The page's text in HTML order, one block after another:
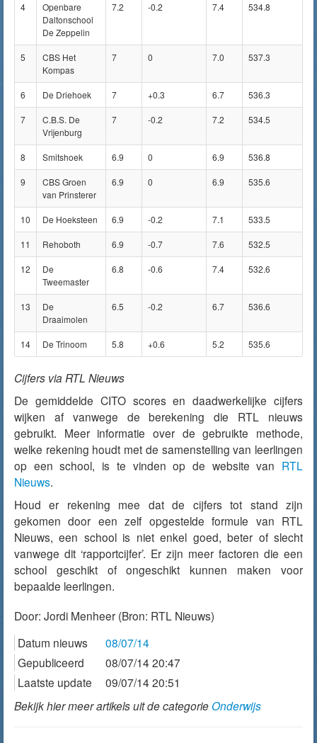
4
Openbare
Daltonschool
De Zeppelin
7.2 -0.2 7.4 534.8
5
CBS Het
Kompas
7 0 7.0 537.3
6 De Driehoek 7 +0.3 6.7 536.3
7
C.B.S. De
Vrijenburg
7 -0.2 7.2 534.5
8 Smitshoek 6.9 0 6.9 536.8
9
CBS Groen
van Prinsterer
6.9 0 6.9 535.6
10 De Hoeksteen 6.9 -0.2 7.1 533.5
11 Rehoboth 6.9 -0.7 7.6 532.5
12
De
Tweemaster
6.8 -0.6 7.4 532.6
13
De
Draaimolen
6.5 -0.2 6.7 536.6
14 De Trinoom 5.8 +0.6 5.2 535.6
Cijfers via RTL Nieuws
De gemiddelde CITO scores en daadwerkelijke cijfers
wijken af vanwege de berekening die RTL nieuws
gebruikt. Meer informatie over de gebruikte methode,
welke rekening houdt met de samenstelling van leerlingen
op een school, is te vinden op de website van RTL
Nieuws.
Houd er rekening mee dat de cijfers tot stand zijn
gekomen door een zelf opgestelde formule van RTL
Nieuws, een school is niet enkel goed, beter of slecht
vanwege dit ‘rapportcijfer’. Er zijn meer factoren die een
school geschikt of ongeschikt kunnen maken voor
bepaalde leerlingen.
Door: Jordi Menheer (Bron: RTL Nieuws)
Datum nieuws
08/07/14
Gepubliceerd
08/07/14 20:47
Laatste update
09/07/14 20:51
Bekijk hier meer artikels uit de categorieOnderwijs